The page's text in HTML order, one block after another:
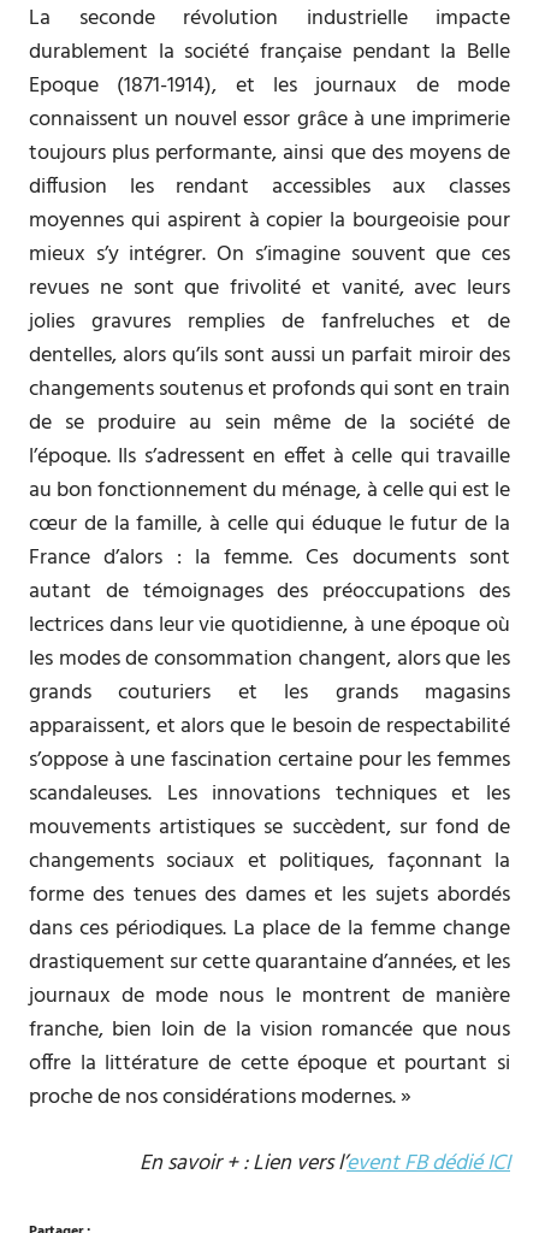
La seconde révolution industrielle impacte
durablement la société française pendant la Belle
Epoque (1871-1914), et les journaux de mode
connaissent un nouvel essor grâce à une imprimerie
toujours plus performante, ainsi que des moyens de
diffusion les rendant accessibles aux classes
moyennes qui aspirent à copier la bourgeoisie pour
mieux s’y intégrer. On s’imagine souvent que ces
revues ne sont que frivolité et vanité, avec leurs
jolies gravures remplies de fanfreluches et de
dentelles, alors qu’ils sont aussi un parfait miroir des
changements soutenus et profonds qui sont en train
de se produire au sein même de la société de
l’époque. Ils s’adressent en effet à celle qui travaille
au bon fonctionnement du ménage, à celle qui est le
cœur de la famille, à celle qui éduque le futur de la
France d’alors : la femme. Ces documents sont
autant de témoignages des préoccupations des
lectrices dans leur vie quotidienne, à une époque où
les modes de consommation changent, alors que les
grands couturiers et les grands magasins
apparaissent, et alors que le besoin de respectabilité
s’oppose à une fascination certaine pour les femmes
scandaleuses. Les innovations techniques et les
mouvements artistiques se succèdent, sur fond de
changements sociaux et politiques, façonnant la
forme des tenues des dames et les sujets abordés
dans ces périodiques. La place de la femme change
drastiquement sur cette quarantaine d’années, et les
journaux de mode nous le montrent de manière
franche, bien loin de la vision romancée que nous
offre la littérature de cette époque et pourtant si
proche de nos considérations modernes. »
En savoir + : Lien vers l’event FB dédié ICI